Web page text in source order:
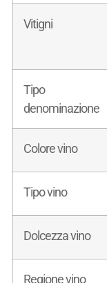
Vitigni
Tipo
denominazione
Colore vino
Tipo vino
Dolcezza vino
Regione vino